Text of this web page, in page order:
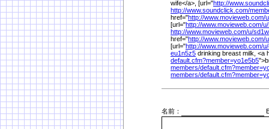
wife</a>, [url="http://
http://www.soundclick.com/
href="http://www.movieweb.com/
[url="http://www.movieweb.com/u/
http://www.movieweb.com/u/
href="http://www.movieweb.com/
[url="http://www.movieweb.com/u/
eu1n5z5 drinking breast milk, <a
default.cfm?member=yo1e5b5
members/
members/
名前：